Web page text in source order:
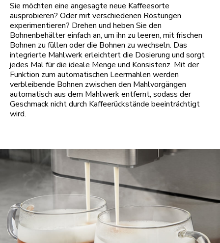
Sie möchten eine angesagte neue Kaffeesorte
ausprobieren? Oder mit verschiedenen Röstungen
experimentieren? Drehen und heben Sie den
Bohnenbehälter einfach an, um ihn zu leeren, mit frischen
Bohnen zu füllen oder die Bohnen zu wechseln. Das
integrierte Mahlwerk erleichtert die Dosierung und sorgt
jedes Mal für die ideale Menge und Konsistenz. Mit der
Funktion zum automatischen Leermahlen werden
verbleibende Bohnen zwischen den Mahlvorgängen
automatisch aus dem Mahlwerk entfernt, sodass der
Geschmack nicht durch Kaffeerückstände beeinträchtigt
wird.